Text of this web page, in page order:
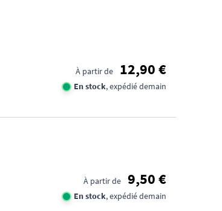
À partir de 12,90 €
En stock, expédié demain
À partir de 9,50 €
En stock, expédié demain